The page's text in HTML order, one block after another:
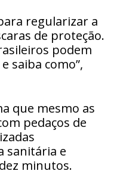
regularizar a
de proteção.
podem
saiba como”,
que mesmo as
pedaços de
sanitária e
minutos.